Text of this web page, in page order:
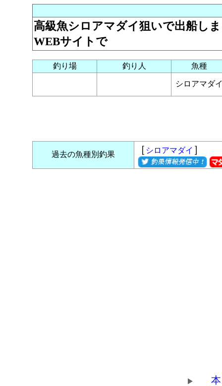
高級魚シロアマダイ狙いで出船し
WEBサイトで
釣り場 釣り人 魚種
シロアマダ
過去の魚種別釣果 ［ シロアマダイ ］